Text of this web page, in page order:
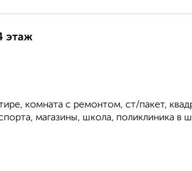
этаж
комната с ремонтом, ст/пакет,
магазины, школа, поликлиника в